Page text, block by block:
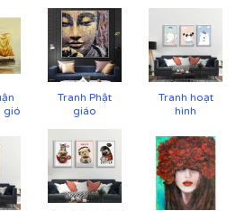
gió
Tranh Phật
giáo
Tranh hoạt
hình